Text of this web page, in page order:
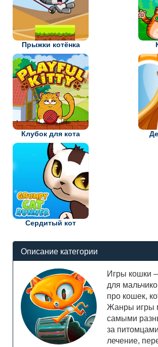
Прыжки котёнка
Клубок для кота
Сердитый кот
Описание категории
Игры кошки
для
про кошек,
Жанры игры
самыми
за
лечение,